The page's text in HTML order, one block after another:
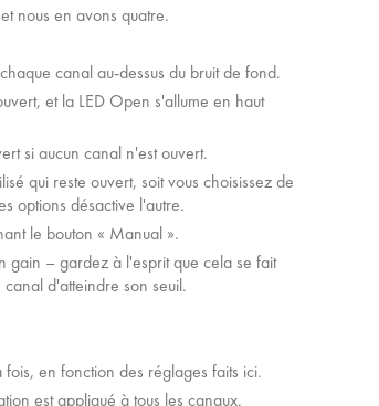
nous en avons quatre.
canal au-dessus du bruit de fond.
et la LED Open s'allume en haut
si aucun canal n'est ouvert.
qui reste ouvert, soit vous choisissez de
options désactive l'autre.
le bouton « Manual ».
gain – gardez à l'esprit que cela se fait
d'atteindre son seuil.
en fonction des réglages faits ici.
est appliqué à tous les canaux.